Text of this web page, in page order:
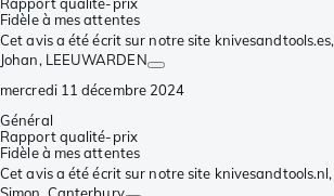
Fidèle à mes attentes
Cet avis a été écrit sur notre site knivesandtools.es,
Johan, LEEUWARDEN
mercredi 11 décembre 2024
Général
Rapport qualité-prix
Fidèle à mes attentes
Cet avis a été écrit sur notre site knivesandtools.nl,
Simon , Canterbury